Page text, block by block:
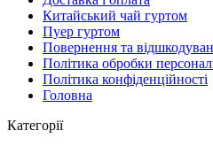
Китайський чай гуртом
Пуер гуртом
Повернення та
Політика обробки
Політика конфіденційності
Головна
Категорії